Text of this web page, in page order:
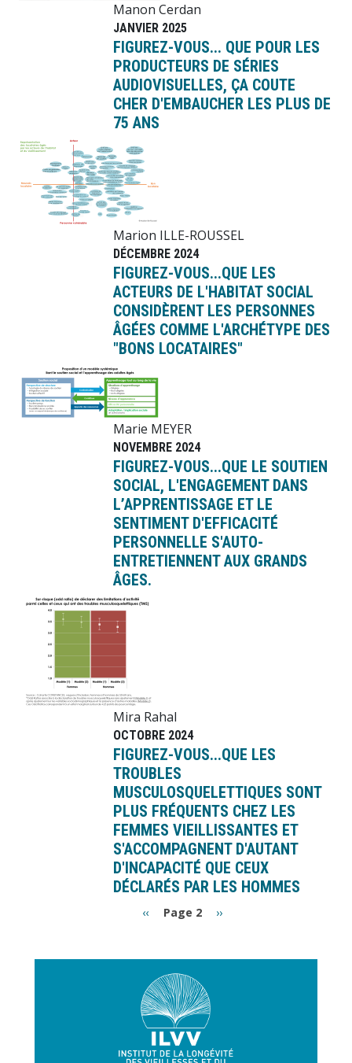
Manon Cerdan
JANVIER 2025
FIGUREZ-VOUS... QUE POUR LES
PRODUCTEURS DE SÉRIES
AUDIOVISUELLES, ÇA COUTE
CHER D'EMBAUCHER LES PLUS DE
75 ANS
Image
Marion ILLE-ROUSSEL
DÉCEMBRE 2024
FIGUREZ-VOUS...QUE LES
ACTEURS DE L'HABITAT SOCIAL
CONSIDÈRENT LES PERSONNES
ÂGÉES COMME L'ARCHÉTYPE DES
"BONS LOCATAIRES"
Image
Marie MEYER
NOVEMBRE 2024
FIGUREZ-VOUS...QUE LE SOUTIEN
SOCIAL, L'ENGAGEMENT DANS
L’APPRENTISSAGE ET LE
SENTIMENT D'EFFICACITÉ
PERSONNELLE S'AUTO-
ENTRETIENNENT AUX GRANDS
ÂGES.
Image
Mira Rahal
OCTOBRE 2024
FIGUREZ-VOUS...QUE LES
TROUBLES
MUSCULOSQUELETTIQUES SONT
PLUS FRÉQUENTS CHEZ LES
FEMMES VIEILLISSANTES ET
S'ACCOMPAGNENT D'AUTANT
D'INCAPACITÉ QUE CEUX
DÉCLARÉS PAR LES HOMMES
Page
‹‹ Page 2
Page
››